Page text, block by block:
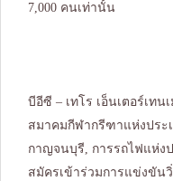
7,000 คนเท่านั้น
บีอีซี – เทโร เอ็นเตอร์เท
สมาคมกีฬากรีฑาแห่งประ
กาญจนบุรี, การรถไฟแห่ง
สมัครเข้าร่วมการแข่งขัน